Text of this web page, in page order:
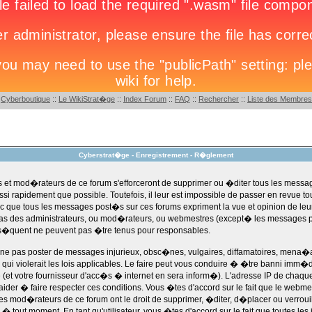
Cyberboutique :: Le WikiStrat�ge :: Index Forum :: FAQ :: Rechercher :: Liste des Membres
Cyberstrat�ge - Enregistrement - R�glement
et mod�rateurs de ce forum s'efforceront de supprimer ou �diter tous les
rapidement que possible. Toutefois, il leur est impossible de passer en revue
que tous les messages post�s sur ces forums expriment la vue et opinion de
des administrateurs, ou mod�rateurs, ou webmestres (except� les messages
ne peuvent pas �tre tenus pour responsables.
pas poster de messages injurieux, obsc�nes, vulgaires, diffamatoires,
qui violerait les lois applicables. Le faire peut vous conduire � �tre banni
votre fournisseur d'acc�s � internet en sera inform�). L'adresse IP de
� faire respecter ces conditions. Vous �tes d'accord sur le fait que le
mod�rateurs de ce forum ont le droit de supprimer, �diter, d�placer ou